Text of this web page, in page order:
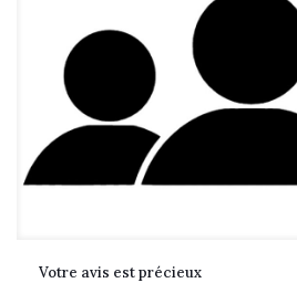
Votre avis est précieux